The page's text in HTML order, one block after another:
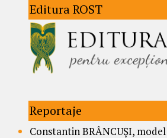
Editura ROST
Reportaje
Constantin BRÂNCUȘI,